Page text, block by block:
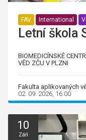
FAV International
Letní škola
BIOMEDICÍNSKÉ
VĚD ZČU V PLZNI
Fakulta aplikovaných
02. 09. 2026, 16:00
10
Září